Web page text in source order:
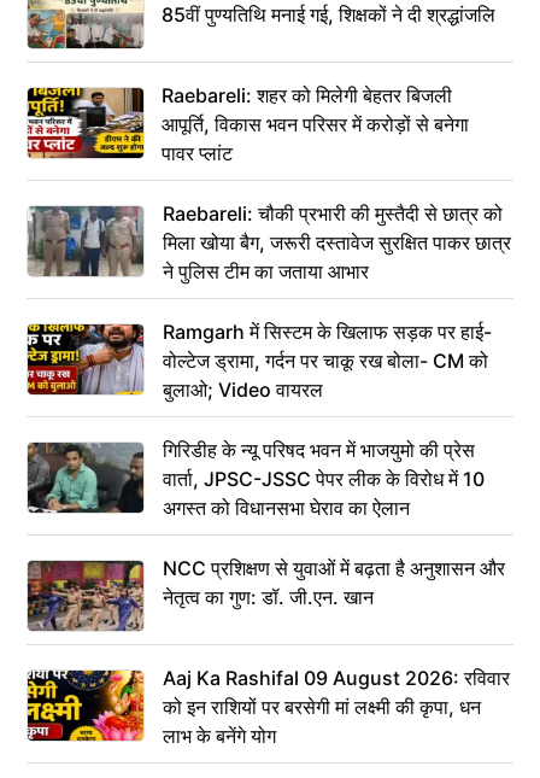
85वीं पुण्यतिथि मनाई गई, शिक्षकों ने दी श्रद्धांजलि
Raebareli: शहर को मिलेगी बेहतर बिजली
आपूर्ति, विकास भवन परिसर में करोड़ों से बनेगा
पावर प्लांट
Raebareli: चौकी प्रभारी की मुस्तैदी से छात्र को
मिला खोया बैग, जरूरी दस्तावेज सुरक्षित पाकर छात्र
ने पुलिस टीम का जताया आभार
Ramgarh में सिस्टम के खिलाफ सड़क पर हाई-
वोल्टेज ड्रामा, गर्दन पर चाकू रख बोला- CM को
बुलाओ; Video वायरल
गिरिडीह के न्यू परिषद भवन में भाजयुमो की प्रेस
वार्ता, JPSC-JSSC पेपर लीक के विरोध में 10
अगस्त को विधानसभा घेराव का ऐलान
NCC प्रशिक्षण से युवाओं में बढ़ता है अनुशासन और
नेतृत्व का गुण: डॉ. जी.एन. खान
Aaj Ka Rashifal 09 August 2026: रविवार
को इन राशियों पर बरसेगी मां लक्ष्मी की कृपा, धन
लाभ के बनेंगे योग